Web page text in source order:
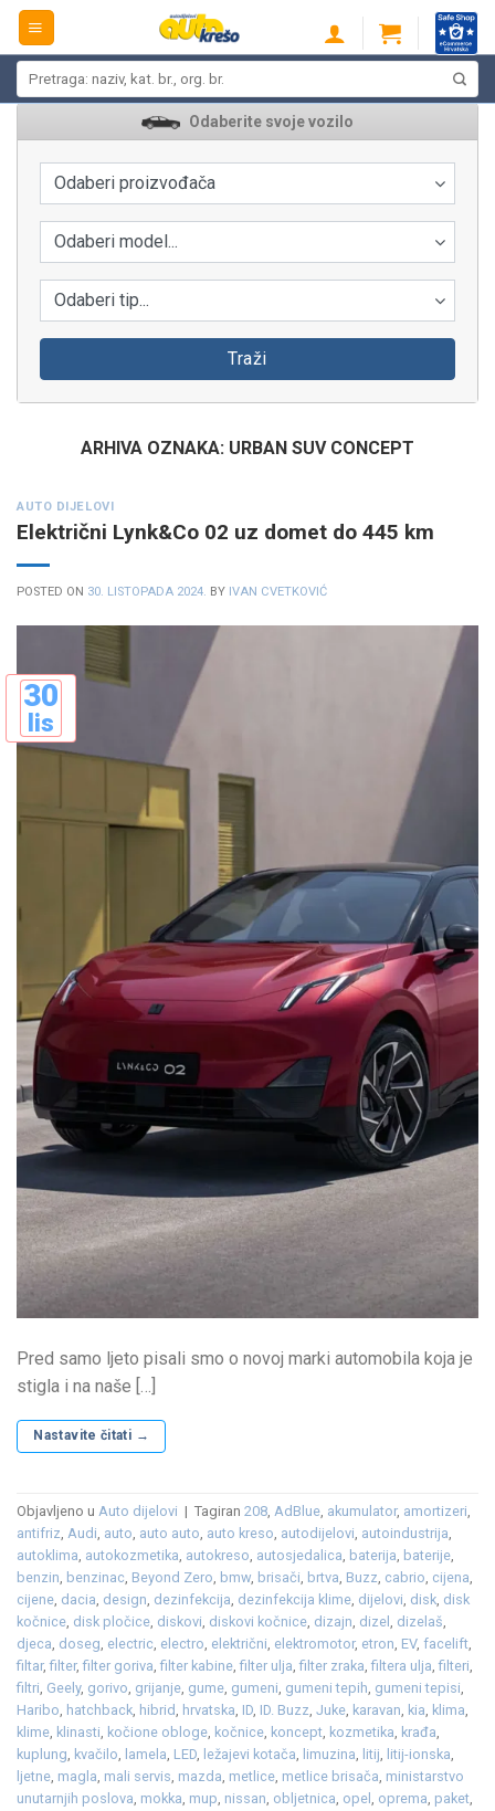
Skip
content
Odaberite svoje vozilo
Odaberi proizvođača
Odaberi model...
Odaberi tip...
Traži
ARHIVA OZNAKA: URBAN SUV CONCEPT
AUTO DIJELOVI
Električni Lynk&Co 02 uz domet do 445 km
POSTED ON 30. LISTOPADA 2024. BY IVAN CVETKOVIĆ
30
lis
Pred samo ljeto pisali smo o novoj marki automobila koja je
stigla i na naše […]
Nastavite čitati →
Objavljeno u Auto dijelovi | Tagiran 208, AdBlue, akumulator, amortizeri,
antifriz, Audi, auto, auto auto, auto kreso, autodijelovi, autoindustrija,
autoklima, autokozmetika, autokreso, autosjedalica, baterija, baterije,
benzin, benzinac, Beyond Zero, bmw, brisači, brtva, Buzz, cabrio, cijena,
cijene, dacia, design, dezinfekcija, dezinfekcija klime, dijelovi, disk, disk
kočnice, disk pločice, diskovi, diskovi kočnice, dizajn, dizel , dizelaš,
djeca, doseg, electric, electro, električni, elektromotor, etron, EV, facelift,
filtar,filter,filter goriva,filter kabine,filter ulja,filter zraka,filtera ulja,filteri,
filtri, Geely, gorivo, grijanje, gume, gumeni, gumeni tepih, gumeni tepisi,
Haribo, hatchback, hibrid, hrvatska, ID, ID. Buzz, Juke, karavan, kia, klima,
klime, klinasti, kočione obloge, kočnice, koncept, kozmetika, krađa,
kuplung, kvačilo, lamela, LED, ležajevi kotača, limuzina, litij, litij-ionska,
ljetne, magla, mali servis, mazda, metlice, metlice brisača, ministarstvo
unutarnjih poslova, mokka, mup, nissan, obljetnica, opel , oprema, paket,